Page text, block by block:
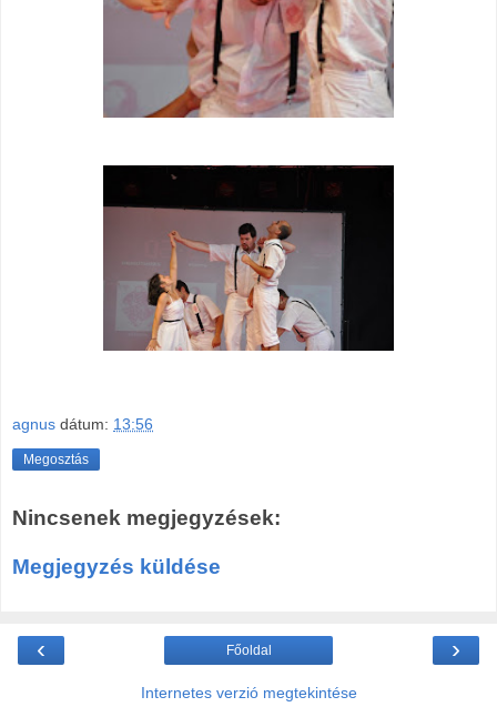
agnus dátum: 13:56
Megosztás
Nincsenek megjegyzések:
Megjegyzés küldése
‹ ›
Főoldal
Internetes verzió megtekintése